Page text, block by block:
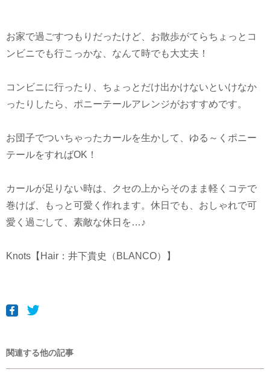
お家で過ごすつもりだったけど、お散歩がてらちょっとコ
ンビニでも行こっかな、なんて時でも大丈夫！
コンビニに行ったり、ちょっとだけ出かけないといけなか
ったりしたら、ポニーテールアレンジがおすすめです。
お団子でついちゃったカールを生かして、ゆる～くポニー
テールをすればOK！
カールが足りない時は、クセの上からそのまま軽くコテで
巻けば、もっと可愛く作れます。休日でも、おしゃれで可
愛く過ごして、素敵な休日を…♪
Knots【Hair：井下貴史（BLANCO）】
関連する他の記事